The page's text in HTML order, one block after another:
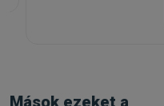
Mások ezeket a